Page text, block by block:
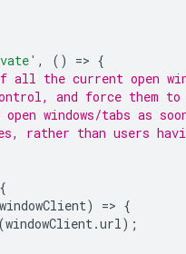
, () => {
the current open
and force them to
windows/tabs as
rather than users
{
windowClient) => {
(windowClient.url);